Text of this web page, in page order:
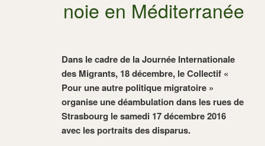
noie en Méditerranée
Dans le cadre de la Journée Internationale
des Migrants, 18 décembre, le Collectif «
Pour une autre politique migratoire »
organise une déambulation dans les rues de
Strasbourg le samedi 17 décembre 2016
avec les portraits des disparus.